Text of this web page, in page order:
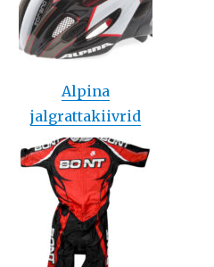
Alpina
jalgrattakiivrid